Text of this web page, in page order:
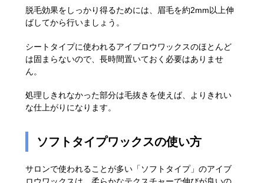
脱毛効果をしっかり得るためには、眉毛を約2mm以上伸
ばしてから行いましょう。
シートタイプに使われるアイブロウワックスのほとんど
は固まらないので、長時間置いておく必要はありませ
ん。
処理しきれなかった部分は毛抜きを使えば、よりきれい
な仕上がりになります。
ソフトタイプワックスの使い方
サロンで使われることが多い「ソフトタイプ」のアイブ
ロウワックスは、柔らかなテクスチャーで伸びが良いの